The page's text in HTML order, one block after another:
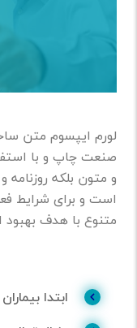
لورم ایپسوم متن
صنعت چاپ و با
و متون بلکه
است و برای شرایط
متنوع با هدف بهبود
ابتدا